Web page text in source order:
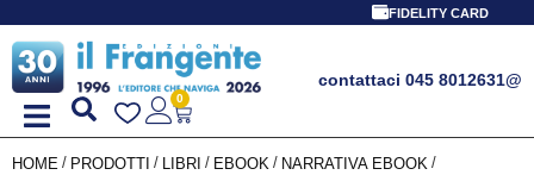
FIDELITY CARD
contattaci 045 8012631@
0
HOME / PRODOTTI / LIBRI / EBOOK / NARRATIVA EBOOK /